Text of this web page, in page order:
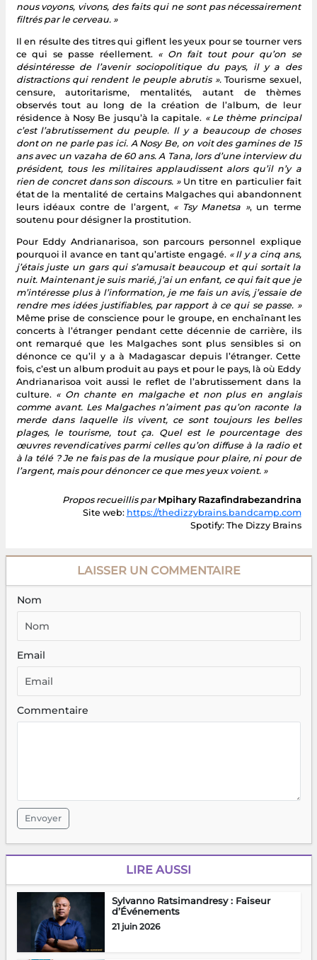
nous voyons, vivons, des faits qui ne sont pas nécessairement
filtrés par le cerveau. »
Il en résulte des titres qui giflent les yeux pour se tourner vers
ce qui se passe réellement. « On fait tout pour qu’on se
désintéresse de l’avenir sociopolitique du pays, il y a des
distractions qui rendent le peuple abrutis ».Tourisme sexuel,
censure, autoritarisme, mentalités, autant de thèmes
observés tout au long de la création de l’album, de leur
résidence à Nosy Be jusqu’à la capitale. « Le thème principal
c’est l’abrutissement du peuple. Il y a beaucoup de choses
dont on ne parle pas ici. A Nosy Be, on voit des gamines de 15
ans avec un vazaha de 60 ans. A Tana, lors d’une interview du
président, tous les militaires applaudissent alors qu’il n’y a
rien de concret dans son discours. » Un titre en particulier fait
état de la mentalité de certains Malgaches qui abandonnent
leurs idéaux contre de l’argent, « Tsy Manetsa », un terme
soutenu pour désigner la prostitution.
Pour Eddy Andrianarisoa, son parcours personnel explique
pourquoi il avance en tant qu’artiste engagé. « Il y a cinq ans,
j’étais juste un gars qui s’amusait beaucoup et qui sortait la
nuit. Maintenant je suis marié, j’ai un enfant, ce qui fait que je
m’intéresse plus à l’information, je me fais un avis, j’essaie de
rendre mes idées justifiables, par rapport à ce qui se passe. »
Même prise de conscience pour le groupe, en enchaînant les
concerts à l’étranger pendant cette décennie de carrière, ils
ont remarqué que les Malgaches sont plus sensibles si on
dénonce ce qu’il y a à Madagascar depuis l’étranger. Cette
fois, c’est un album produit au pays et pour le pays, là où Eddy
Andrianarisoa voit aussi le reflet de l’abrutissement dans la
culture. « On chante en malgache et non plus en anglais
comme avant. Les Malgaches n’aiment pas qu’on raconte la
merde dans laquelle ils vivent, ce sont toujours les belles
plages, le tourisme, tout ça. Quel est le pourcentage des
œuvres revendicatives parmi celles qu’on diffuse à la radio et
à la télé ? Je ne fais pas de la musique pour plaire, ni pour de
l’argent, mais pour dénoncer ce que mes yeux voient. »
Propos recueillis par Mpihary Razafindrabezandrina
Site web: https://thedizzybrains.bandcamp.com
Spotify: The Dizzy Brains
LAISSER UN COMMENTAIRE
Nom
Email
Commentaire
Envoyer
LIRE AUSSI
Sylvanno Ratsimandresy : Faiseur
d’Événements
21 juin 2026